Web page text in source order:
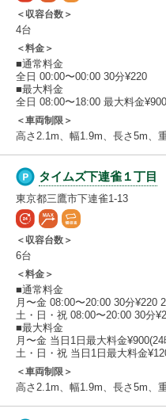
＜収容台数＞
4台
＜料金＞
■通常料金
全日 00:00〜00:00 30分¥220
■最大料金
全日 08:00〜18:00 最大料金
＜車両制限＞
高さ2.1m、幅1.9m、長さ5m、
タイムズ下連雀１丁目
東京都三鷹市下連雀1-13
＜収容台数＞
6台
＜料金＞
■通常料金
月〜金 08:00〜20:00 30分¥220
土・日・祝 08:00〜20:00 30分
■最大料金
月〜金 当日1日最大料金¥900(24
土・日・祝 当日1日最大料金
＜車両制限＞
高さ2.1m、幅1.9m、長さ5m、